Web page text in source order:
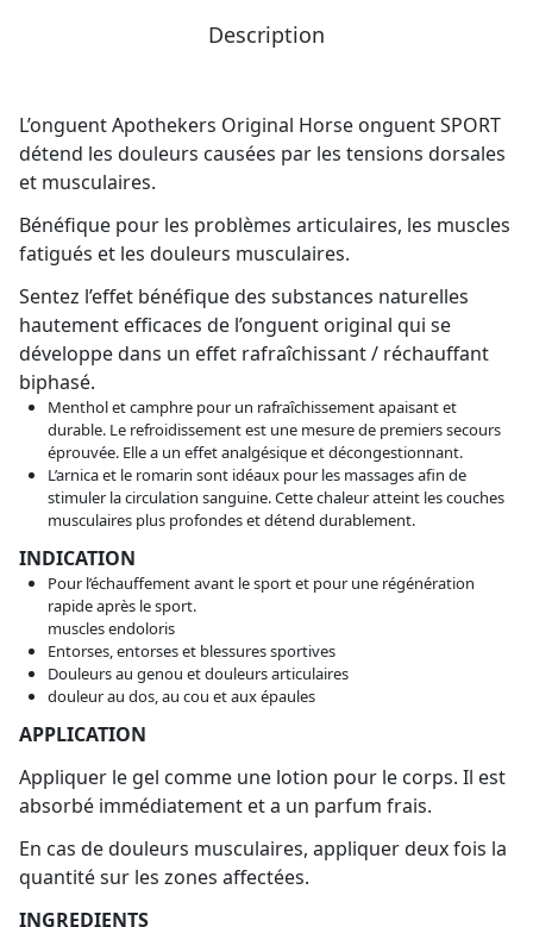
Description
L’onguent Apothekers Original Horse onguent SPORT
détend les douleurs causées par les tensions dorsales
et musculaires.
Bénéfique pour les problèmes articulaires, les muscles
fatigués et les douleurs musculaires.
Sentez l’effet bénéfique des substances naturelles
hautement efficaces de l’onguent original qui se
développe dans un effet rafraîchissant / réchauffant
biphasé.
Menthol et camphre pour un rafraîchissement apaisant et
durable. Le refroidissement est une mesure de premiers secours
éprouvée. Elle a un effet analgésique et décongestionnant.
L’arnica et le romarin sont idéaux pour les massages afin de
stimuler la circulation sanguine. Cette chaleur atteint les couches
musculaires plus profondes et détend durablement.
INDICATION
Pour l’échauffement avant le sport et pour une régénération
rapide après le sport.
muscles endoloris
Entorses, entorses et blessures sportives
Douleurs au genou et douleurs articulaires
douleur au dos, au cou et aux épaules
APPLICATION
Appliquer le gel comme une lotion pour le corps. Il est
absorbé immédiatement et a un parfum frais.
En cas de douleurs musculaires, appliquer deux fois la
quantité sur les zones affectées.
INGREDIENTS